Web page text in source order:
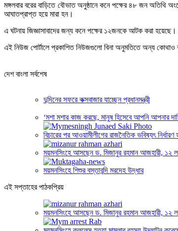
মঙ্গলবার বরের বাড়িতে বৌভাত অনুষ্ঠানে কনে পক্ষের ৪৮ জন অতিথি
আঘাতপ্রাপ্ত হয়ে মারা হন।
এ ঘটনায় জিজ্ঞাসাবাদের জন্য কনে পক্ষের ১২জনকে আটক করা হয়েছে।
এই নিউজ পোর্টালে প্রকাশিত নিউজগুলো বিনা অনুমতিতে অন্য কোথাও
দেশ বাংলা সর্বশেষ
দুদিনের সফরে কক্সবাজার যাচ্ছেন প্রধানমন্ত্রী
‘মশা মশার কাজ করছে, মানুষ হিসেবে আপনি আপনার
বিচারের পর আওয়ামীলীগের রাজনৈতিক ভবিষ্যৎ
ময়মনসিংহে আসছেন ড. মিজানুর রহমান আজহারী, ১২
ময়মনসিংহে শিশুর বস্তাবন্দি মরদেহ উদ্ধার
এই সপ্তাহের পাঠকপ্রিয়
ময়মনসিংহে আসছেন ড. মিজানুর রহমান আজহারী, ১২